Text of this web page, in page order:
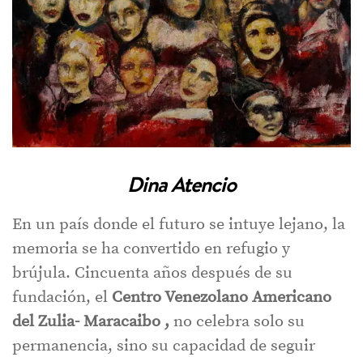
Dina Atencio
En un país donde el futuro se intuye lejano, la
memoria se ha convertido en refugio y
brújula. Cincuenta años después de su
fundación, el Centro Venezolano Americano
del Zulia- Maracaibo , no celebra solo su
permanencia, sino su capacidad de seguir